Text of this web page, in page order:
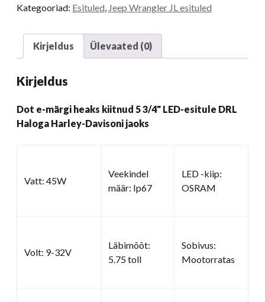
Tolli
esitule
Harley-
jaoks
kogus
Kategooriad: Esituled Jeep Wrangler JL esituled
Kirjeldus Ülevaated (0)
Kirjeldus
Dot e-märgi heaks kiitnud 5 3/4" LED-esitule DRL
Haloga Harley-Davisoni jaoks
Vatt: 45W
Veekindel
määr: Ip67
LED -kiip:
OSRAM
Volt: 9-32V
Läbimõõt:
5.75 toll
Sobivus:
Mootorratas